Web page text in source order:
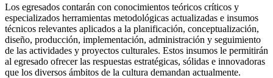
Los egresados contarán con conocimientos teóricos críticos y
especializados herramientas metodológicas actualizadas e insumos
técnicos relevantes aplicados a la planificación, conceptualización,
diseño, producción, implementación, administración y seguimiento
de las actividades y proyectos culturales. Estos insumos le permitirán
al egresado ofrecer las respuestas estratégicas, sólidas e innovadoras
que los diversos ámbitos de la cultura demandan actualmente.